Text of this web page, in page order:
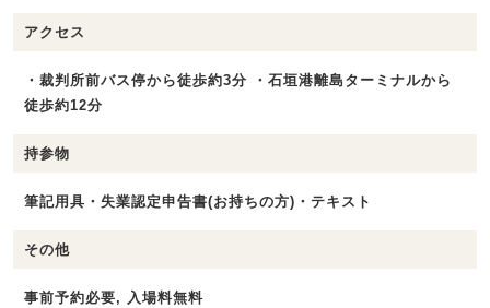
アクセス
・裁判所前バス停から徒歩約3分 ・石垣港離島ターミナルから
徒歩約12分
持参物
筆記用具・失業認定申告書(お持ちの方)・テキスト
その他
事前予約必要, 入場料無料